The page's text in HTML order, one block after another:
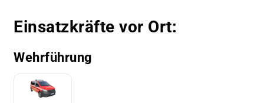
Einsatzkräfte vor Ort:
Wehrführung